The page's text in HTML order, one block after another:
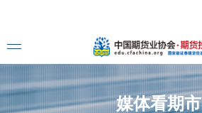
媒体看期市